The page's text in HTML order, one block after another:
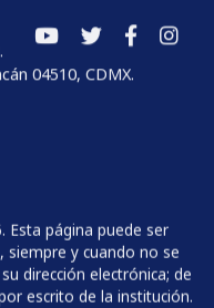
04510, CDMX.
Esta página puede ser
siempre y cuando no se
dirección electrónica; de
escrito de la institución.